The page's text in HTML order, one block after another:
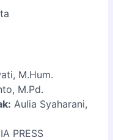
M.Hum.
M.Pd.
Aulia Syaharani,
PRESS